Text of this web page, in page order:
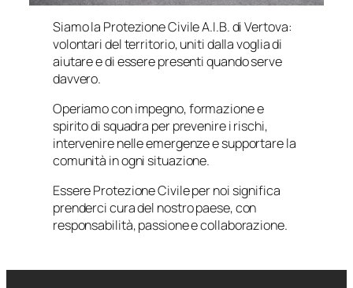
Siamo la Protezione Civile A.I.B. di Vertova:
volontari del territorio, uniti dalla voglia di
aiutare e di essere presenti quando serve
davvero.
Operiamo con impegno, formazione e
spirito di squadra per prevenire i rischi,
intervenire nelle emergenze e supportare la
comunità in ogni situazione.
Essere Protezione Civile per noi significa
prenderci cura del nostro paese, con
responsabilità, passione e collaborazione.